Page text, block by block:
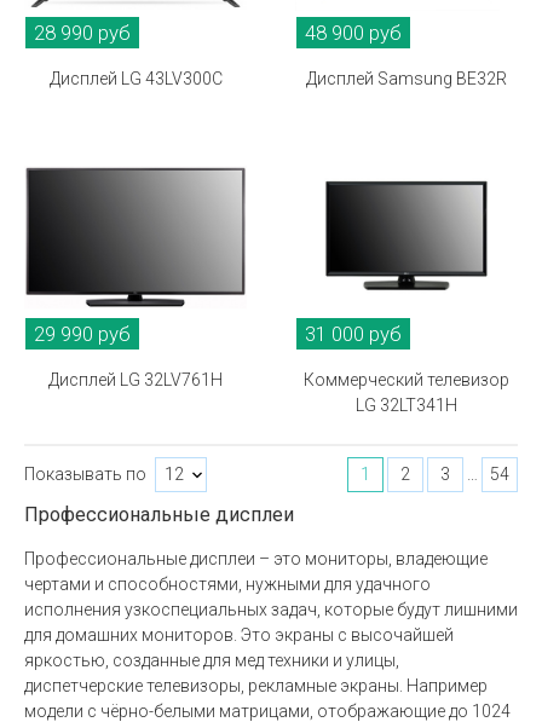
28 990 руб
Дисплей LG 43LV300C
48 900 руб
Дисплей Samsung BE32R
29 990 руб
Дисплей LG 32LV761H
31 000 руб
Коммерческий телевизор
LG 32LT341H
Показывать по 1 2 3 54
Профессиональные дисплеи
Профессиональные дисплеи – это мониторы, владеющие
чертами и способностями, нужными для удачного
исполнения узкоспециальных задач, которые будут лишними
для домашних мониторов. Это экраны с высочайшей
яркостью, созданные для мед техники и улицы,
диспетчерские телевизоры, рекламные экраны. Например
модели с чёрно-белыми матрицами, отображающие до 1024